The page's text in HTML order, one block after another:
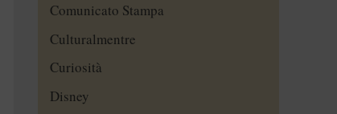
Comunicato Stampa
Culturalmentre
Curiosità
Disney